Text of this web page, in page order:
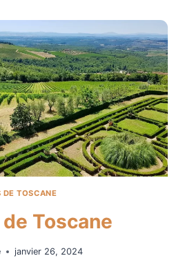
DE TOSCANE
Toscane
janvier 26, 2024